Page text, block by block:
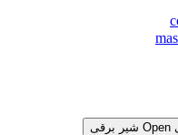
Open شیر برقی